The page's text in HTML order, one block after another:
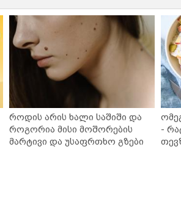
როდის არის ხალი საშიში და
როგორია მისი მოშორების
მარტივი და უსაფრთხო გზები
-